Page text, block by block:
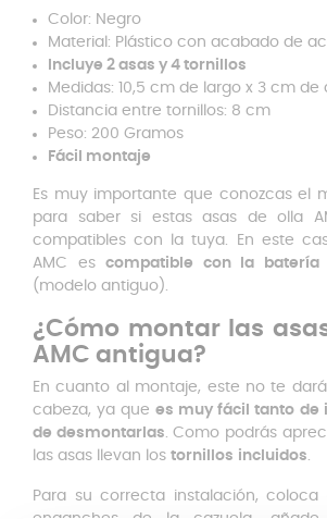
Color: Negro
Material: Plástico con acabado de
Incluye 2 asas y 4 tornillos
Medidas: 10,5 cm de largo x 3 cm de
Distancia entre tornillos: 8 cm
Peso: 200 Gramos
Fácil montaje
Es muy importante que conozcas el
para saber si estas asas de olla
compatibles con la tuya. En este
AMC es compatible con la batería
(modelo antiguo).
¿Cómo montar las
AMC antigua?
En cuanto al montaje, este no te
cabeza, ya que es muy fácil tanto de
de desmontarlas. Como podrás
las asas llevan los tornillos incluidos.
Para su correcta instalación, coloca